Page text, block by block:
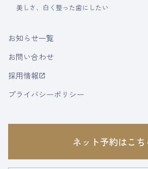
美しさ、白く整った歯にしたい
お知らせ一覧
お問い合わせ
採用情報launch
プライバシーポリシー
ネット予約はこち